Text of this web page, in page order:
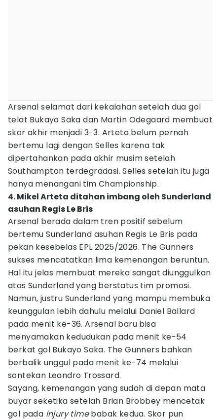
Arsenal selamat dari kekalahan setelah dua gol
telat Bukayo Saka dan Martin Odegaard membuat
skor akhir menjadi 3-3. Arteta belum pernah
bertemu lagi dengan Selles karena tak
dipertahankan pada akhir musim setelah
Southampton terdegradasi. Selles setelah itu juga
hanya menangani tim Championship.
4. Mikel Arteta ditahan imbang oleh Sunderland
asuhan Regis Le Bris
Arsenal berada dalam tren positif sebelum
bertemu Sunderland asuhan Regis Le Bris pada
pekan kesebelas EPL 2025/2026. The Gunners
sukses mencatatkan lima kemenangan beruntun.
Hal itu jelas membuat mereka sangat diunggulkan
atas Sunderland yang berstatus tim promosi.
Namun, justru Sunderland yang mampu membuka
keunggulan lebih dahulu melalui Daniel Ballard
pada menit ke-36. Arsenal baru bisa
menyamakan kedudukan pada menit ke-54
berkat gol Bukayo Saka. The Gunners bahkan
berbalik unggul pada menit ke-74 melalui
sontekan Leandro Trossard.
Sayang, kemenangan yang sudah di depan mata
buyar seketika setelah Brian Brobbey mencetak
gol pada injury timebabak kedua. Skor pun